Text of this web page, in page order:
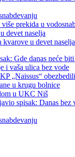
kvarove u devet naselja
i vaša ulica bez vode
u UKC Niš